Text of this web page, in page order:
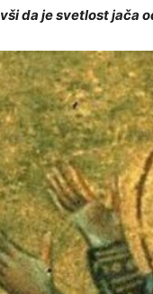
da je svetlost jača